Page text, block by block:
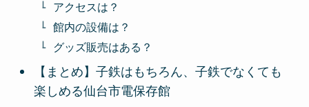
アクセスは？
館内の設備は？
グッズ販売はある？
【まとめ】子鉄はもちろん、子鉄でなくても
楽しめる仙台市電保存館